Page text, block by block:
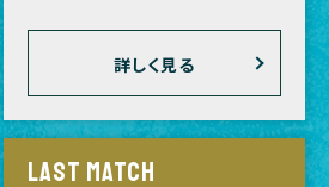
詳しく見る
LAST MATCH